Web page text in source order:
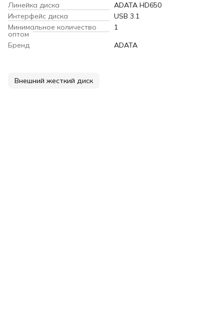
Линейка диска
ADATA HD650
Интерфейс диска
USB 3.1
Минимальное количество
оптом
1
Бренд
ADATA
Внешний жесткий диск